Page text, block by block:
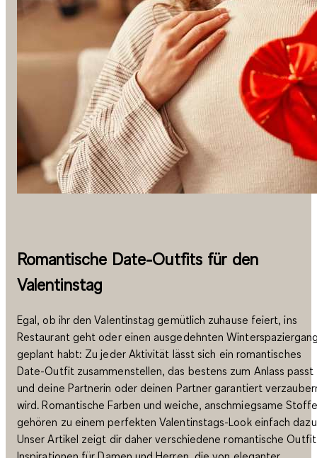
Romantische Date-Outfits für den
Valentinstag
Egal, ob ihr den Valentinstag gemütlich zuhause feiert, ins
Restaurant geht oder einen ausgedehnten
geplant habt: Zu jeder Aktivität lässt sich ein romantisches
Date-Outfit zusammenstellen, das bestens zum Anlass passt
und deine Partnerin oder deinen Partner garantiert
wird. Romantische Farben und weiche, anschmiegsame
gehören zu einem perfekten Valentinstags-Look einfach
Unser Artikel zeigt dir daher verschiedene romantische